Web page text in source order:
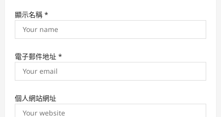
顯示名稱 *
電子郵件地址 *
個人網站網址